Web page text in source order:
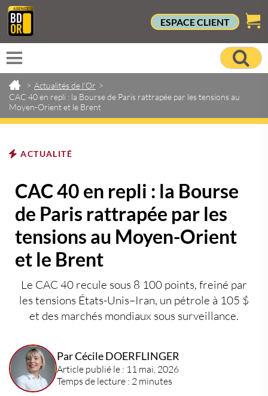
ESPACE CLIENT
> Actualités de l'Or >
CAC 40 en repli : la Bourse de Paris rattrapée par les tensions au
Moyen-Orient et le Brent
ACTUALITÉ
CAC 40 en repli : la Bourse
de Paris rattrapée par les
tensions au Moyen-Orient
et le Brent
Le CAC 40 recule sous 8 100 points, freiné par
les tensions États-Unis–Iran, un pétrole à 105 $
et des marchés mondiaux sous surveillance.
Par Cécile DOERFLINGER
Article publié le : 11 mai, 2026
Temps de lecture : 2 minutes